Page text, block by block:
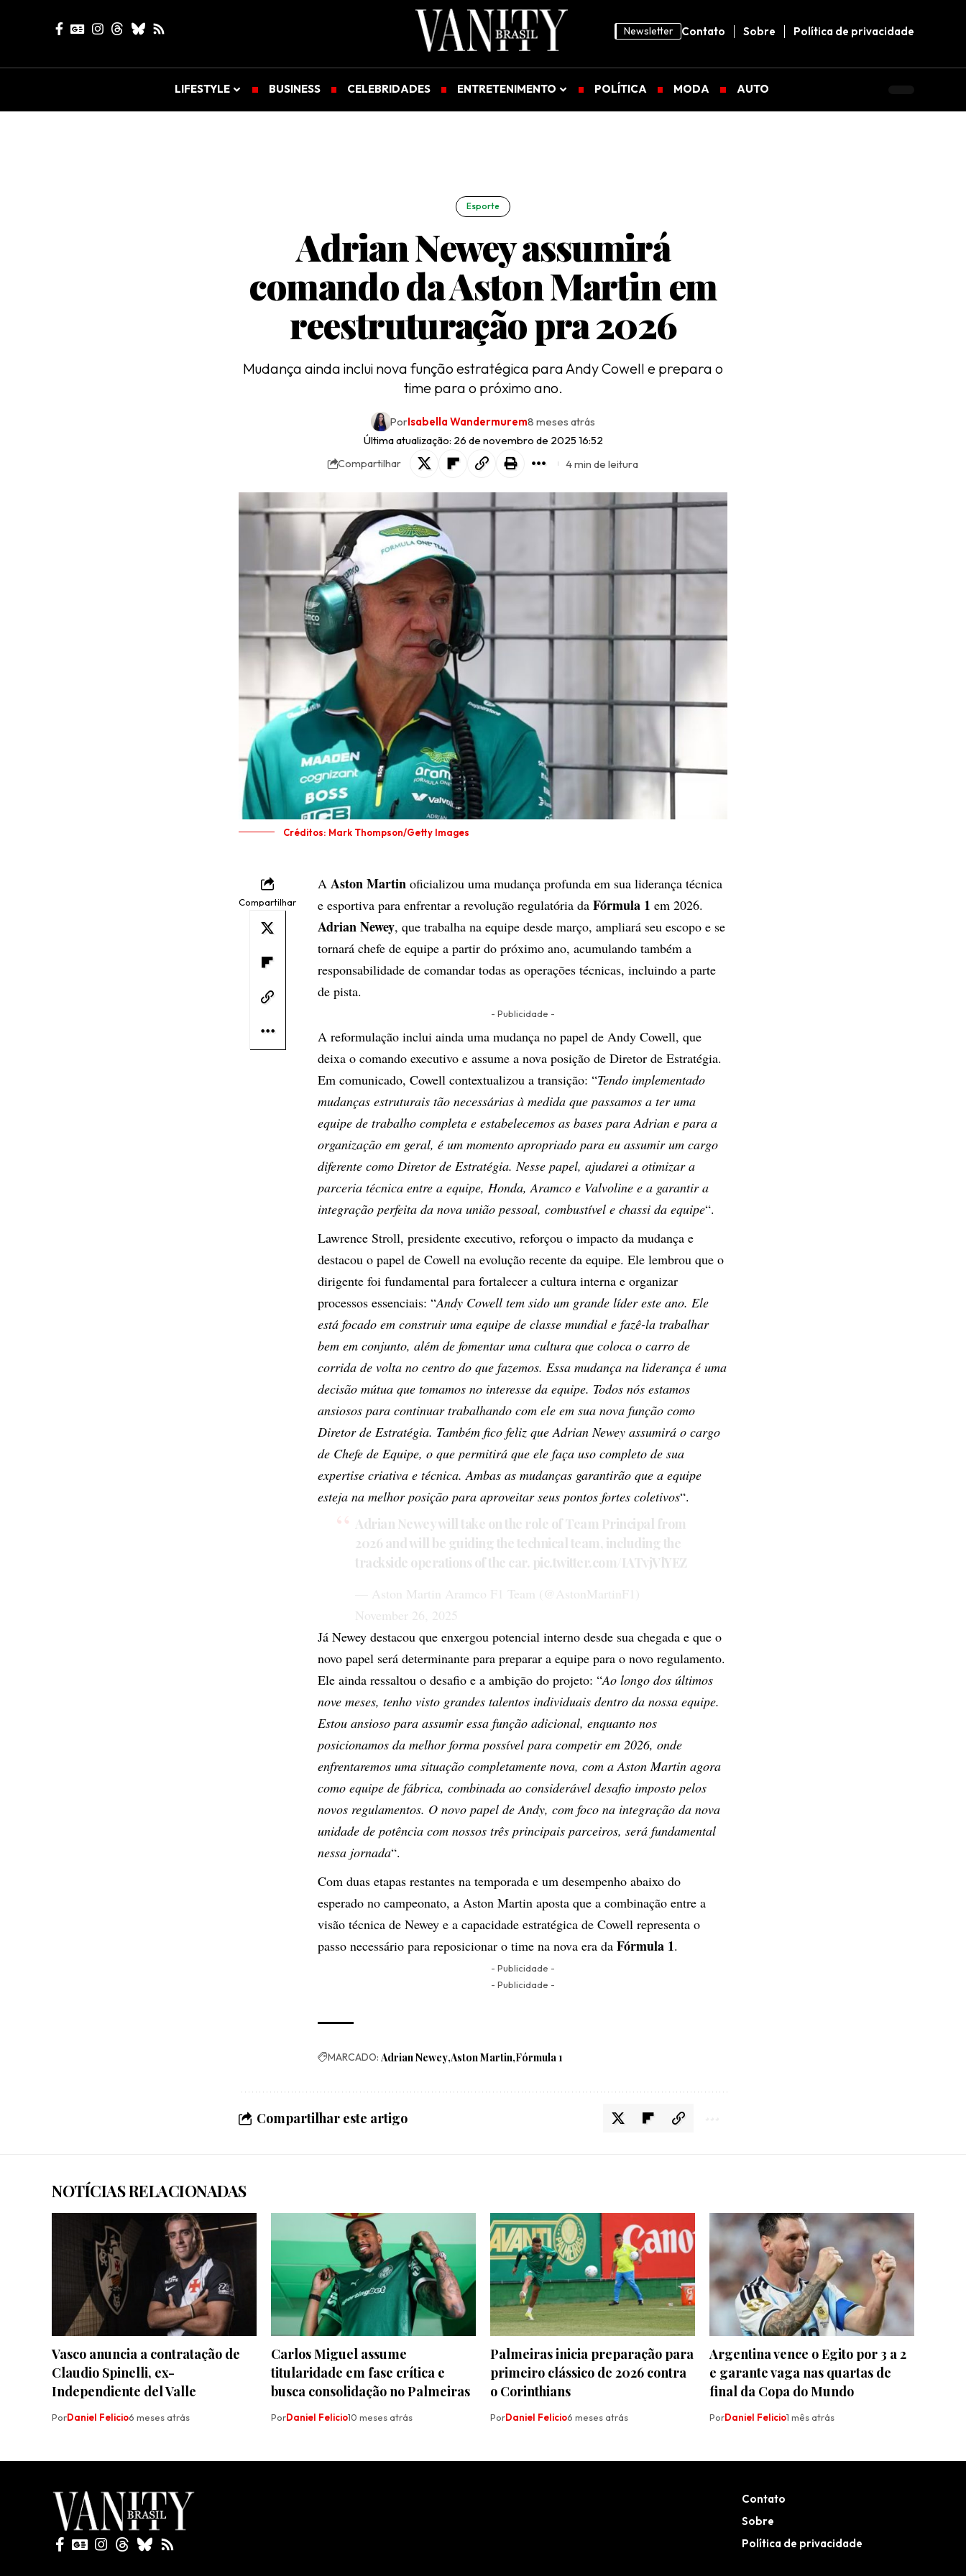
Newsletter Contato Sobre Política de privacidade
LIFESTYLE BUSINESS CELEBRIDADES ENTRETENIMENTO POLÍTICA MODA AUTO
Esporte
Adrian Newey assumirá
comando da Aston Martin em
reestruturação pra 2026
Mudança ainda inclui nova função estratégica para Andy Cowell e prepara o
time para o próximo ano.
Última atualização: 26 de novembro de 2025 16:52
PorIsabella Wandermurem8 meses atrás
Compartilhar 4 min de leitura
Créditos: Mark Thompson/Getty Images
Compartilhar
A Aston Martin oficializou uma mudança profunda em sua liderança técnica
e esportiva para enfrentar a revolução regulatória da Fórmula 1 em 2026.
Adrian Newey, que trabalha na equipe desde março, ampliará seu escopo e se
tornará chefe de equipe a partir do próximo ano, acumulando também a
responsabilidade de comandar todas as operações técnicas, incluindo a parte
de pista.
- Publicidade -
A reformulação inclui ainda uma mudança no papel de Andy Cowell, que
deixa o comando executivo e assume a nova posição de Diretor de Estratégia.
Em comunicado, Cowell contextualizou a transição: “Tendo implementado
mudanças estruturais tão necessárias à medida que passamos a ter uma
equipe de trabalho completa e estabelecemos as bases para Adrian e para a
organização em geral, é um momento apropriado para eu assumir um cargo
diferente como Diretor de Estratégia. Nesse papel, ajudarei a otimizar a
parceria técnica entre a equipe, Honda, Aramco e Valvoline e a garantir a
integração perfeita da nova união pessoal, combustível e chassi da equipe“.
Lawrence Stroll, presidente executivo, reforçou o impacto da mudança e
destacou o papel de Cowell na evolução recente da equipe. Ele lembrou que o
dirigente foi fundamental para fortalecer a cultura interna e organizar
processos essenciais: “Andy Cowell tem sido um grande líder este ano. Ele
está focado em construir uma equipe de classe mundial e fazê-la trabalhar
bem em conjunto, além de fomentar uma cultura que coloca o carro de
corrida de volta no centro do que fazemos. Essa mudança na liderança é uma
decisão mútua que tomamos no interesse da equipe. Todos nós estamos
ansiosos para continuar trabalhando com ele em sua nova função como
Diretor de Estratégia. Também fico feliz que Adrian Newey assumirá o cargo
de Chefe de Equipe, o que permitirá que ele faça uso completo de sua
expertise criativa e técnica. Ambas as mudanças garantirão que a equipe
esteja na melhor posição para aproveitar seus pontos fortes coletivos“.
Adrian Newey will take on the role of Team Principal from
2026 and will be guiding the technical team, including the
trackside operations of the car. pic.twitter.com/IATvjVlYEZ
— Aston Martin Aramco F1 Team (@AstonMartinF1)
November 26, 2025
Já Newey destacou que enxergou potencial interno desde sua chegada e que o
novo papel será determinante para preparar a equipe para o novo regulamento.
Ele ainda ressaltou o desafio e a ambição do projeto: “Ao longo dos últimos
nove meses, tenho visto grandes talentos individuais dentro da nossa equipe.
Estou ansioso para assumir essa função adicional, enquanto nos
posicionamos da melhor forma possível para competir em 2026, onde
enfrentaremos uma situação completamente nova, com a Aston Martin agora
como equipe de fábrica, combinada ao considerável desafio imposto pelos
novos regulamentos. O novo papel de Andy, com foco na integração da nova
unidade de potência com nossos três principais parceiros, será fundamental
nessa jornada“.
Com duas etapas restantes na temporada e um desempenho abaixo do
esperado no campeonato, a Aston Martin aposta que a combinação entre a
visão técnica de Newey e a capacidade estratégica de Cowell representa o
passo necessário para reposicionar o time na nova era da Fórmula 1.
- Publicidade -
- Publicidade -
MARCADO: Adrian Newey Aston Martin Fórmula 1
Compartilhar este artigo
NOTÍCIAS RELACIONADAS
Vasco anuncia a contratação de
Claudio Spinelli, ex-
Independiente del Valle
PorDaniel Felicio6 meses atrás
Carlos Miguel assume
titularidade em fase crítica e
busca consolidação no Palmeiras
PorDaniel Felicio10 meses atrás
Palmeiras inicia preparação para
primeiro clássico de 2026 contra
o Corinthians
PorDaniel Felicio6 meses atrás
Argentina vence o Egito por 3 a 2
e garante vaga nas quartas de
final da Copa do Mundo
PorDaniel Felicio1 mês atrás
Contato
Sobre
Política de privacidade